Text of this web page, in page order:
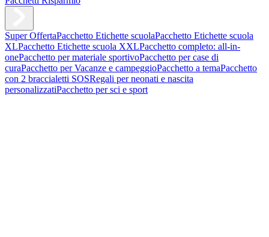
Super OffertaPacchetto Etichette scuolaPacchetto Etichette scuola
XLPacchetto Etichette scuola XXLPacchetto completo: all-in-
onePacchetto per materiale sportivoPacchetto per case di
curaPacchetto per Vacanze e campeggioPacchetto a temaPacchetto
con 2 braccialetti SOSRegali per neonati e nascita
personalizzatiPacchetto per sci e sport